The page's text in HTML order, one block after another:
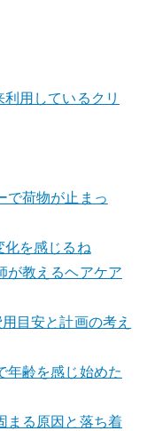
用しているクリ
で荷物が止まっ
を感じるね
が教えるヘアケア
目安と計画の考え
年齢を感じ始めた
まる原因と落ち着